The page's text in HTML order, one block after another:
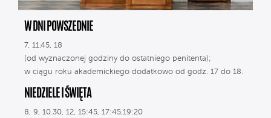
W DNI POWSZEDNIE
7, 11.45, 18
(od wyznaczonej godziny do ostatniego penitenta);
w ciągu roku akademickiego dodatkowo od godz. 17 do 18.
NIEDZIELE I ŚWIĘTA
8, 9, 10.30, 12, 15:45, 17:45,19:20